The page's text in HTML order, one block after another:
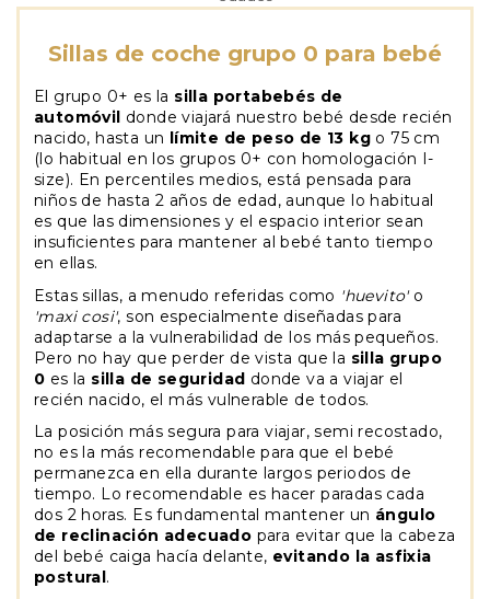
Sillas de coche grupo 0 para bebé
El grupo 0+ es la silla portabebés de
automóvil donde viajará nuestro bebé desde recién
nacido, hasta un límite de peso de 13 kg o 75 cm
(lo habitual en los grupos 0+ con homologación I-
size). En percentiles medios, está pensada para
niños de hasta 2 años de edad, aunque lo habitual
es que las dimensiones y el espacio interior sean
insuficientes para mantener al bebé tanto tiempo
en ellas.
Estas sillas, a menudo referidas como 'huevito'o
'maxi cosi', son especialmente diseñadas para
adaptarse a la vulnerabilidad de los más pequeños.
Pero no hay que perder de vista que la silla grupo
0 es la silla de seguridad donde va a viajar el
recién nacido, el más vulnerable de todos.
La posición más segura para viajar, semi recostado,
no es la más recomendable para que el bebé
permanezca en ella durante largos periodos de
tiempo. Lo recomendable es hacer paradas cada
dos 2 horas. Es fundamental mantener un ángulo
de reclinación adecuado para evitar que la cabeza
del bebé caiga hacía delante, evitando la asfixia
postural.